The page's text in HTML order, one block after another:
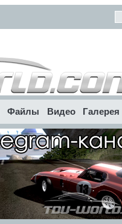
Файлы Видео Галерея